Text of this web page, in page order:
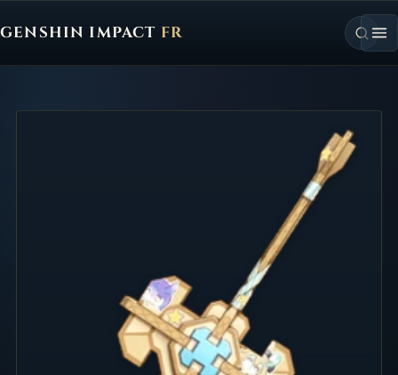
GENSHIN IMPACT FR
Genshin Impact FR, retour à l'accueil